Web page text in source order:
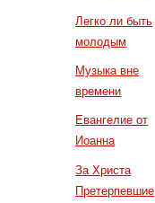
Легко ли быть
молодым
Музыка вне
времени
Евангелие от
Иоанна
За Христа
Претерпевшие